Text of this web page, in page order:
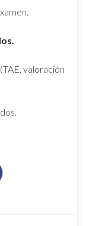
(TAE, valoración